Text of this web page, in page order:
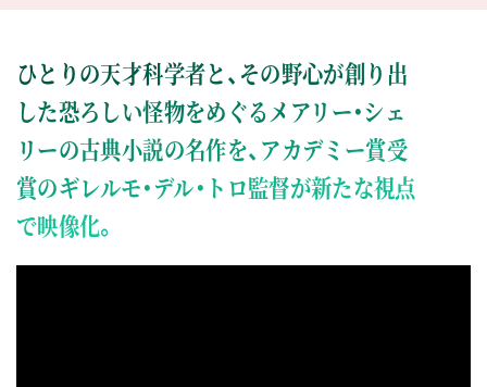
ひとりの天才科学者と、その野心が創り出
した恐ろしい怪物をめぐるメアリー・シェ
リーの古典小説の名作を、アカデミー賞受
賞のギレルモ・デル・トロ監督が新たな視点
で映像化。